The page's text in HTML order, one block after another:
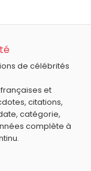
de célébrités
françaises et
citations,
catégorie,
complète à